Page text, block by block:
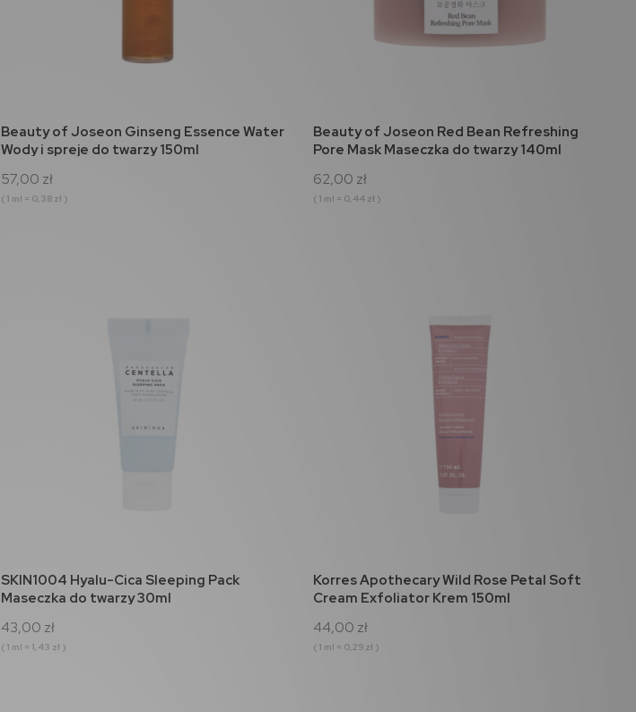
do koszyka
Beauty of Joseon Ginseng Essence Water
Wody i spreje do twarzy 150ml
57,00 zł
( 1 ml = 0,38 zł )
do koszyka
Beauty of Joseon Red Bean Refreshing
Pore Mask Maseczka do twarzy 140ml
62,00 zł
( 1 ml = 0,44 zł )
do koszyka
SKIN1004 Hyalu-Cica Sleeping Pack
Maseczka do twarzy 30ml
43,00 zł
( 1 ml = 1,43 zł )
do koszyka
Korres Apothecary Wild Rose Petal Soft
Cream Exfoliator Krem 150ml
44,00 zł
( 1 ml = 0,29 zł )